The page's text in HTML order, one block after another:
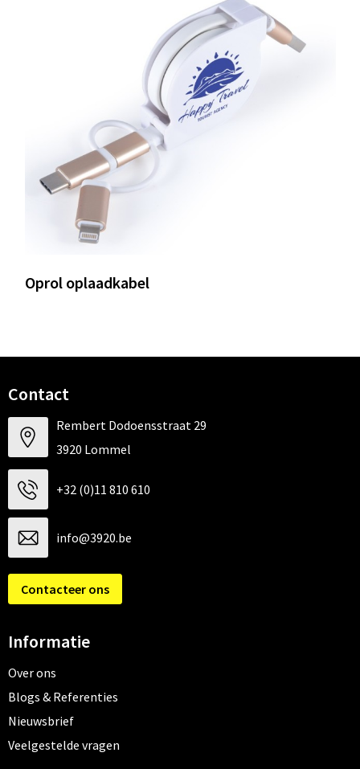
Oprol oplaadkabel
Contact
Rembert Dodoensstraat 29
3920 Lommel
+32 (0)11 810 610
info@3920.be
Contacteer ons
Informatie
Over ons
Blogs & Referenties
Nieuwsbrief
Veelgestelde vragen